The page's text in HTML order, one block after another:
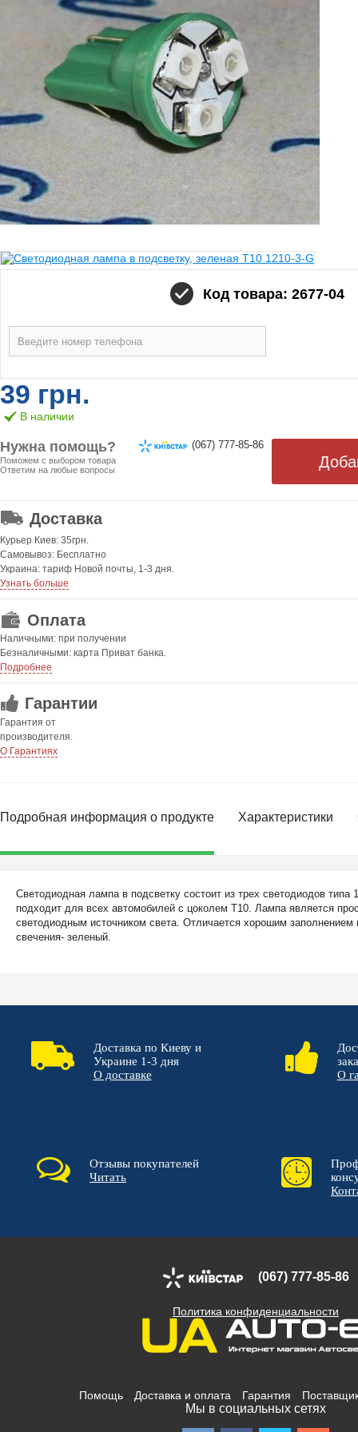
Код товара: 2677-04
39 грн.
В наличии
Нужна помощь?
Поможем с выбором товара
Ответим на любые вопросы
(067) 777-85-86
Доставка
Курьер Киев: 35грн.
Самовывоз: Бесплатно
Украина: тариф Новой почты, 1-3 дня.
Узнать больше
Оплата
Наличными: при получении
Безналичными: карта Приват банка.
Подробнее
Гарантии
Гарантия от
производителя.
О Гарантиях
Подробная информация о продукте Характеристики
Светодиодная лампа в подсветку состоит из трех светодиодов типа
подходит для всех автомобилей с цоколем Т10. Лампа является
светодиодным источником света. Отличается хорошим
свечения- зеленый.
Доставка по Киеву и
Украине 1-3 дня
О доставке
О
Отзывы покупателей
Читать
(067) 777-85-86
Политика конфиденциальности
Помощь Доставка и оплата Гарантия
Мы в социальных сетях